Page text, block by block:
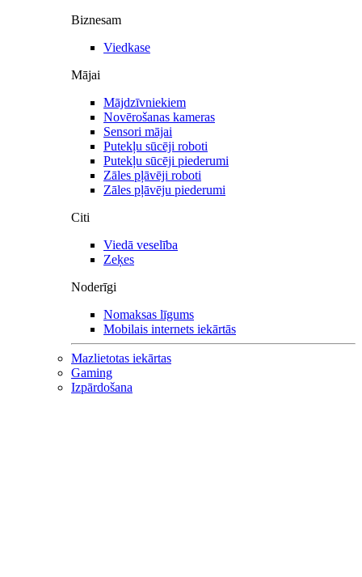
Biznesam
Viedkase
Mājai
Mājdzīvniekiem
Novērošanas kameras
Sensori mājai
Putekļu sūcēji roboti
Putekļu sūcēji piederumi
Zāles pļāvēji roboti
Zāles pļāvēju piederumi
Citi
Viedā veselība
Zeķes
Noderīgi
Nomaksas līgums
Mobilais internets iekārtās
Mazlietotas iekārtas
Gaming
Izpārdošana